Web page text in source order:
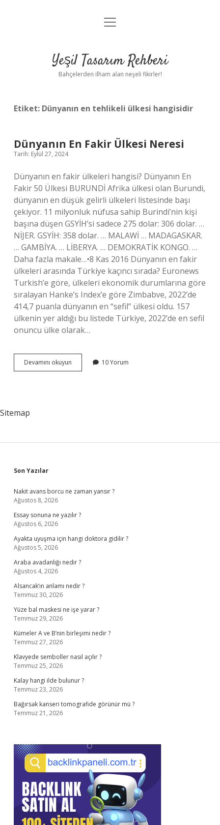
Anasayfa
Yasal Uyarı
menüyü
Yeşil Tasarım Rehberi
Bahçelerden ilham alan neşeli fikirler!
Etiket: Dünyanın en tehlikeli ülkesi hangisidir
Dünyanın En Fakir Ülkesi Neresi
Tarih: Eylül 27, 2024
Dünyanın en fakir ülkeleri hangisi? Dünyanın En
Fakir 50 Ülkesi BURUNDİ Afrika ülkesi olan Burundi,
dünyanın en düşük gelirli ülkeleri listesinde başı
çekiyor. 11 milyonluk nüfusa sahip Burindi’nin kişi
başına düşen GSYİH’si sadece 275 dolar: 306 dolar. …
NİJER. GSYİH: 358 dolar. … MALAWİ … MADAGASKAR.
… GAMBİYA. … LİBERYA. … DEMOKRATİK KONGO. …
Daha fazla makale…•8 Kas 2016 Dünyanın en fakir
ülkeleri arasında Türkiye kaçıncı sırada? Euronews
Turkish’e göre, ülkeleri ekonomik durumlarına göre
sıralayan Hanke’s Index’e göre Zimbabve, 2022’de
414,7 puanla dünyanın en “sefil” ülkesi oldu. 157
ülkenin yer aldığı bu listede Türkiye, 2022’de en sefil
onuncu ülke olarak…
Devamını okuyun Dünyanın
En
10 Yorum
Sitemap
Sidebar
Son Yazılar
Nakit avans borcu ne zaman yansır ?
Ağustos 8, 2026
Essay sonuna ne yazılır ?
Ağustos 6, 2026
Ayakta uyuşma için hangi doktora gidilir ?
Ağustos 5, 2026
Araba avadanlığı nedir ?
Ağustos 4, 2026
Alsancak’ın anlamı nedir ?
Temmuz 30, 2026
Yüze bal maskesi ne işe yarar ?
Temmuz 29, 2026
Kümeler A ve B’nin birleşimi nedir ?
Temmuz 27, 2026
Klavyede semboller nasıl açılır ?
Temmuz 25, 2026
Kalay hangi ilde bulunur ?
Temmuz 23, 2026
Bağırsak kanseri tomografide görünür mü ?
Temmuz 21, 2026